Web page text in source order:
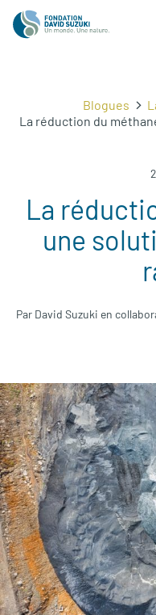
Blogues
La réduction du
La
une
Par David Suzuki en